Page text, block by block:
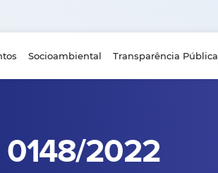
Socioambiental Transparência Pública
2022